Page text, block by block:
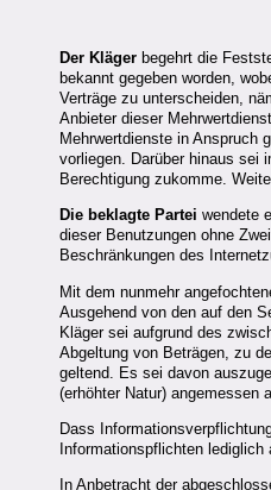
Der Kläger begehrt die
bekannt gegeben worden,
Verträge zu unterscheiden,
Anbieter dieser
Mehrwertdienste in Anspruch
vorliegen. Darüber hinaus sei
Berechtigung zukomme.
Die beklagte Partei wendete
dieser Benutzungen ohne
Beschränkungen des
Mit dem nunmehr
Ausgehend von den auf den
Kläger sei aufgrund des
Abgeltung von Beträgen, zu
geltend. Es sei davon
(erhöhter Natur) angemessen
Dass
Informationspflichten
In Anbetracht der